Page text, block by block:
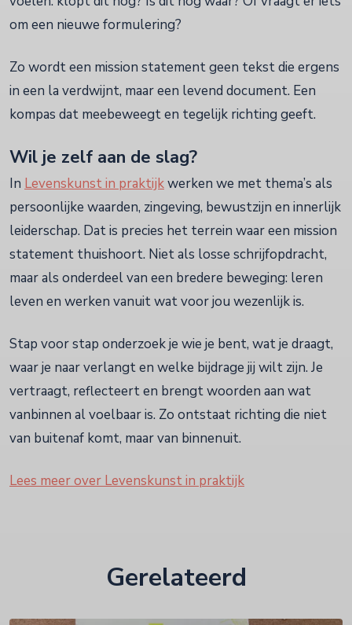
om een nieuwe formulering?
Zo wordt een mission statement geen tekst die ergens
in een la verdwijnt, maar een levend document. Een
kompas dat meebeweegt en tegelijk richting geeft.
Wil je zelf aan de slag?
In Levenskunst in praktijkwerken we met thema’s als
persoonlijke waarden, zingeving, bewustzijn en innerlijk
leiderschap. Dat is precies het terrein waar een mission
statement thuishoort. Niet als losse schrijfopdracht,
maar als onderdeel van een bredere beweging: leren
leven en werken vanuit wat voor jou wezenlijk is.
Stap voor stap onderzoek je wie je bent, wat je draagt,
waar je naar verlangt en welke bijdrage jij wilt zijn. Je
vertraagt, reflecteert en brengt woorden aan wat
vanbinnen al voelbaar is. Zo ontstaat richting die niet
van buitenaf komt, maar van binnenuit.
Lees meer over Levenskunst in praktijk
Gerelateerd